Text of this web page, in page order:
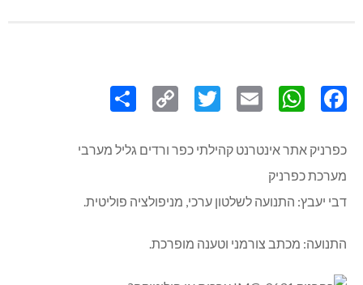
Link
כפרניק אתר אינטרנט קהילתי כפר ורדים גליל מערבי
מערכת כפרניק
דבי יעבץ: התנועה לשלטון ערכי, מניפולציה פוליטית.
התנועה: מכתב צורמני וטענה מופרכת.